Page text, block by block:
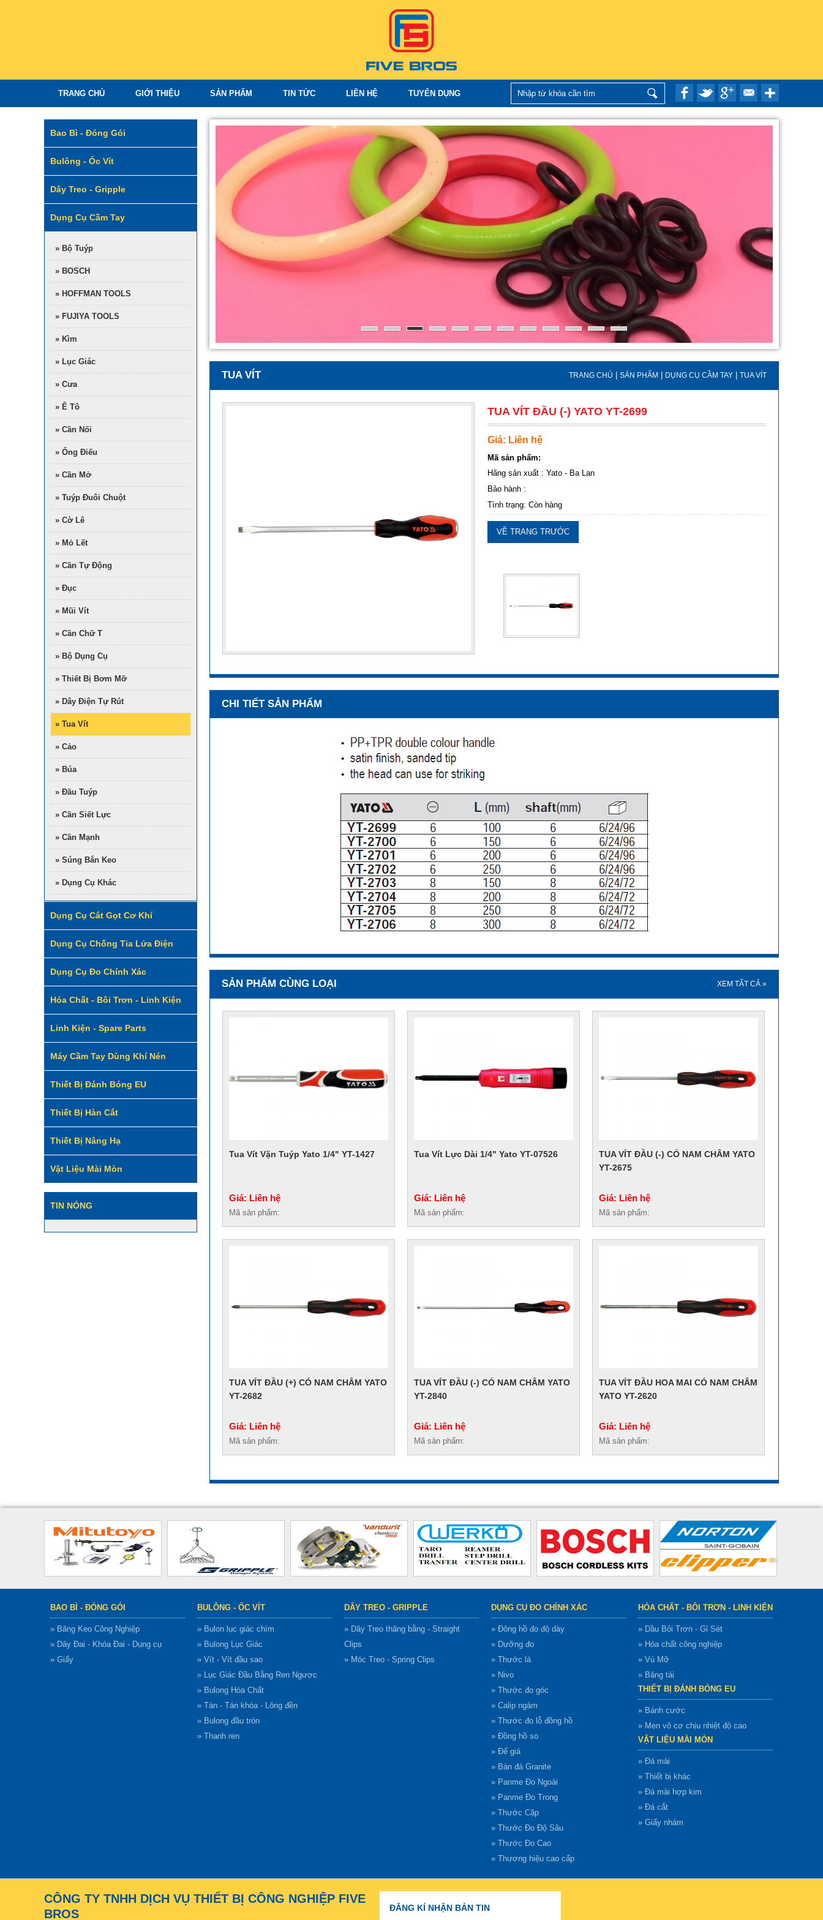
TRANG CHỦ GIỚI THIỆU SẢN PHẨM TIN TỨC LIÊN HỆ TUYỂN DỤNG
Bao Bì - Đóng Gói
Bulông - Ốc Vít
Dây Treo - Gripple
Dụng Cụ Cầm Tay
» Bộ Tuýp
» BOSCH
» HOFFMAN TOOLS
» FUJIYA TOOLS
» Kìm
» Lục Giác
» Cưa
» Ê Tô
» Cần Nối
» Ống Điếu
» Cần Mở
» Tuýp Đuôi Chuột
» Cờ Lê
» Mỏ Lết
» Cần Tự Động
» Đục
» Mũi Vít
» Cần Chữ T
» Bộ Dụng Cụ
» Thiết Bị Bơm Mỡ
» Dây Điện Tự Rút
» Tua Vít
» Cảo
» Búa
» Đầu Tuýp
» Cần Siết Lực
» Cần Mạnh
» Súng Bắn Keo
» Dụng Cụ Khác
Dụng Cụ Cắt Gọt Cơ Khí
Dụng Cụ Chống Tia Lửa Điện
Dụng Cụ Đo Chính Xác
Hóa Chất - Bôi Trơn - Linh Kiện
Linh Kiện - Spare Parts
Máy Cầm Tay Dùng Khí Nén
Thiết Bị Đánh Bóng EU
Thiết Bị Hàn Cắt
Thiết Bị Nâng Hạ
Vật Liệu Mài Mòn
TIN NÓNG
TUA VÍT TRANG CHỦ SẢN PHẨM DỤNG CỤ CẦM TAY TUA VÍT
TUA VÍT ĐẦU (-) YATO YT-2699
Giá: Liên hệ
Mã sản phẩm:
Hãng sản xuất : Yato - Ba Lan
Bảo hành :
Tình trạng: Còn hàng
VỀ TRANG TRƯỚC
CHI TIẾT SẢN PHẨM
SẢN PHẨM CÙNG LOẠI XEM TẤT CẢ »
Tua Vít Vặn Tuýp Yato 1/4" YT-1427
Giá: Liên hệ
Mã sản phẩm:
Tua Vít Lực Dài 1/4" Yato YT-07526
Giá: Liên hệ
Mã sản phẩm:
TUA VÍT ĐẦU (-) CÓ NAM CHÂM YATO
YT-2675
Giá: Liên hệ
Mã sản phẩm:
TUA VÍT ĐẦU (+) CÓ NAM CHÂM YATO
YT-2682
Giá: Liên hệ
Mã sản phẩm:
TUA VÍT ĐẦU (-) CÓ NAM CHÂM YATO
YT-2840
Giá: Liên hệ
Mã sản phẩm:
TUA VÍT ĐẦU HOA MAI CÓ NAM CHÂM
YATO YT-2620
Giá: Liên hệ
Mã sản phẩm:
BAO BÌ - ĐÓNG GÓI
» Băng Keo Công Nghiệp
» Dây Đai - Khóa Đai - Dụng cụ
» Giấy
BULÔNG - ỐC VÍT
» Bulon lục giác chìm
» Bulong Lục Giác
» Vít - Vít đầu sao
» Lục Giác Đầu Bằng Ren Ngược
» Bulong Hóa Chất
» Tán - Tán khóa - Lông đền
» Bulong đầu tròn
» Thanh ren
DÂY TREO - GRIPPLE
» Dây Treo thăng bằng - Straight
Clips
» Móc Treo - Spring Clips
DỤNG CỤ ĐO CHÍNH XÁC
» Đông hồ đo độ dày
» Dưỡng đo
» Thước lá
» Nivo
» Thước đo góc
» Calip ngàm
» Thước đo lỗ đồng hồ
» Đồng hồ so
» Đế giá
» Bàn đá Granite
» Panme Đo Ngoài
» Panme Đo Trong
» Thước Cặp
» Thước Đo Độ Sâu
» Thước Đo Cao
» Thương hiệu cao cấp
HÓA CHẤT - BÔI TRƠN - LINH KIỆN
» Dầu Bôi Trơn - Gỉ Sét
» Hóa chất công nghiệp
» Vú Mỡ
» Băng tải
THIẾT BỊ ĐÁNH BÓNG EU
» Bánh cước
» Men vô cơ chịu nhiệt độ cao
VẬT LIỆU MÀI MÒN
» Đá mài
» Thiết bị khác
» Đá mài hợp kim
» Đá cắt
» Giấy nhám
CÔNG TY TNHH DỊCH VỤ THIẾT BỊ CÔNG NGHIỆP FIVE
BROS
ĐĂNG KÍ NHẬN BẢN TIN